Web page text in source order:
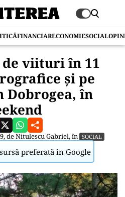
FINANCIARECONOMIESOCIAL
de viituri în 11
și pe
în
deNitulescu Gabriel, în SOCIAL
preferată în Google